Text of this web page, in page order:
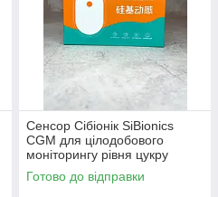
Сенсор Сібіонік SiBionics
CGM для цілодобового
моніторингу рівня цукру
Готово до відправки